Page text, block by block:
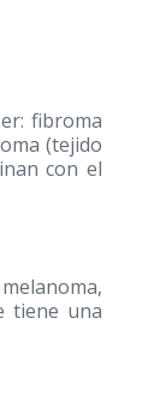
fibroma
(tejido
con el
tiene una